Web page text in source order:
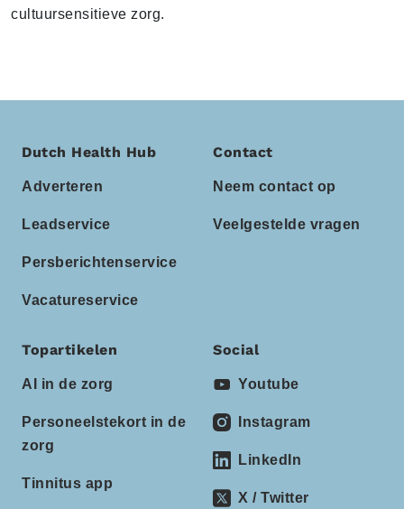
cultuursensitieve zorg.
Dutch Health Hub
Adverteren
Leadservice
Persberichtenservice
Vacatureservice
Contact
Neem contact op
Veelgestelde vragen
Topartikelen
AI in de zorg
Personeelstekort in de
zorg
Tinnitus app
Social
Youtube
Instagram
LinkedIn
X / Twitter